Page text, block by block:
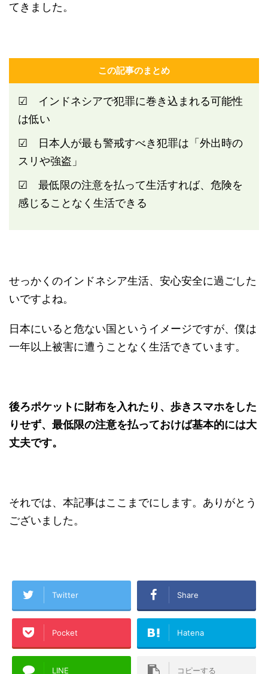
てきました。
この記事のまとめ
☑ インドネシアで犯罪に巻き込まれる可能性
は低い
☑ 日本人が最も警戒すべき犯罪は「外出時の
スリや強盗」
☑ 最低限の注意を払って生活すれば、危険を
感じることなく生活できる
せっかくのインドネシア生活、安心安全に過ごした
いですよね。
日本にいると危ない国というイメージですが、僕は
一年以上被害に遭うことなく生活できています。
後ろポケットに財布を入れたり、歩きスマホをした
りせず、最低限の注意を払っておけば基本的には大
丈夫です。
それでは、本記事はここまでにします。ありがとう
ございました。
Twitter Share
Pocket Hatena
LINE コピーする